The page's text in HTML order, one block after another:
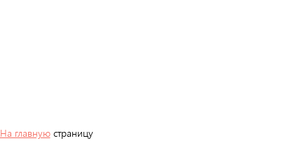
На главнуюстраницу